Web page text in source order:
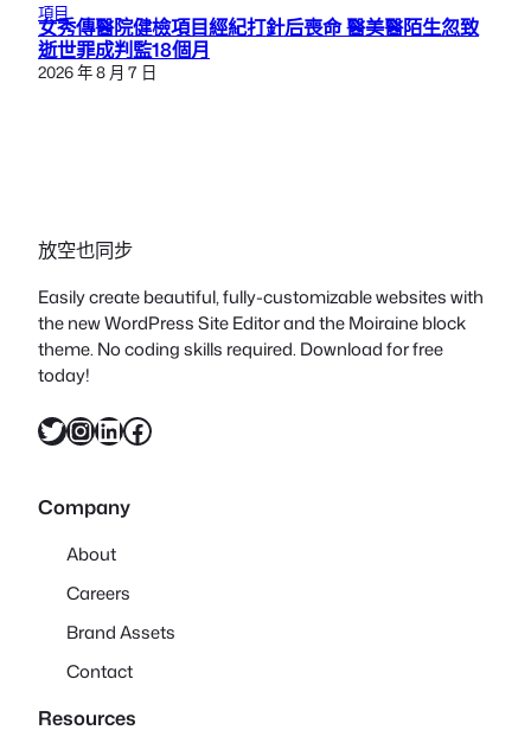
項目
女秀傳醫院健檢項目經紀打針后喪命 醫美醫陌生忽致
逝世罪成判監18個月
2026 年 8 月 7 日
放空也同步
Easily create beautiful, fully-customizable websites with
the new WordPress Site Editor and the Moiraine block
theme. No coding skills required. Download for free
today!
X InstagramLinkedIn Facebook
Company
About
Careers
Brand Assets
Contact
Resources